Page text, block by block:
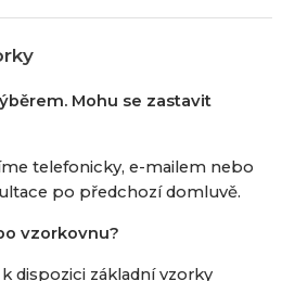
Mohu se zastavit
telefonicky, e-mailem nebo
po předchozí domluvě.
vzorkovnu?
dispozici základní vzorky